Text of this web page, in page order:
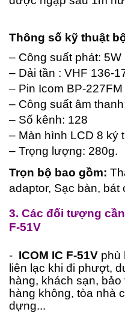
Thông số kỹ thuật
– Công suất phát: 5W
– Dải tần : VHF 136-
– Pin Icom BP-
– Công suất âm
– Số kênh: 128
– Màn hình LCD 8 ký
– Trọng lượng: 280g.
Trọn bộ bao gồm:
adaptor, Sạc bàn, bát
3. Các đối tượng
F-51V
- ICOM IC F-51V phù
liên lạc khi đi phượt,
hàng, khách sạn,
hàng không, tòa nhà
dựng...